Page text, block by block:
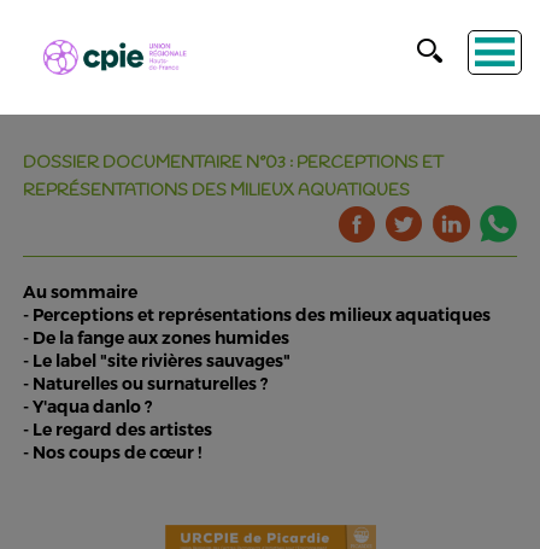
DOSSIER DOCUMENTAIRE N°03 : PERCEPTIONS ET
REPRÉSENTATIONS DES MILIEUX AQUATIQUES
Au sommaire
- Perceptions et représentations des milieux aquatiques
- De la fange aux zones humides
- Le label "site rivières sauvages"
- Naturelles ou surnaturelles ?
- Y'aqua danlo ?
- Le regard des artistes
- Nos coups de cœur !